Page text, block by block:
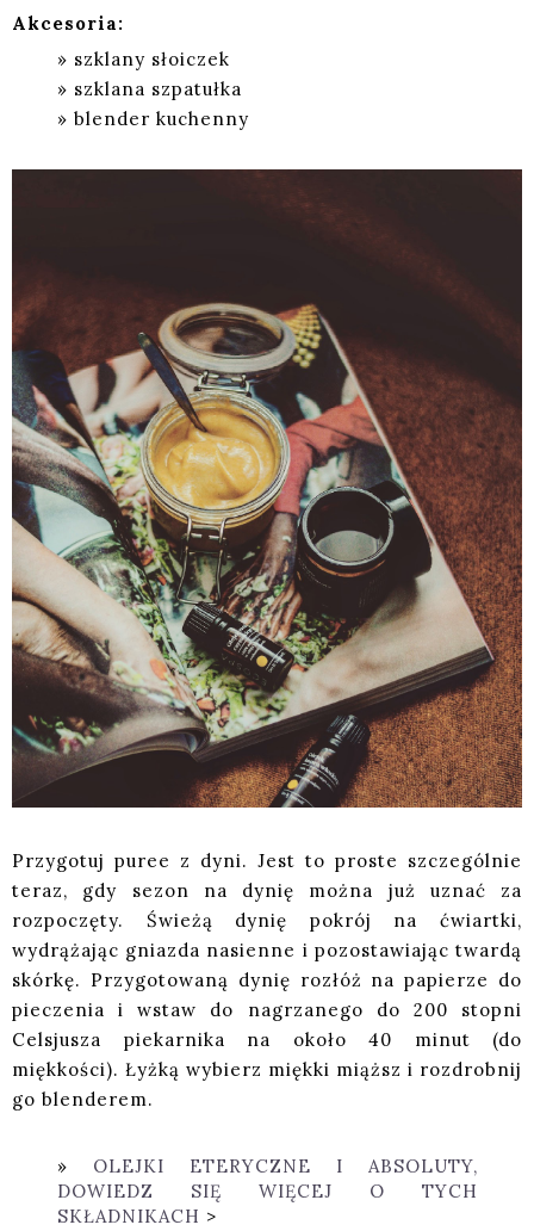
Akcesoria:
szklany słoiczek
szklana szpatułka
blender kuchenny
Przygotuj puree z dyni. Jest to proste szczególnie
teraz, gdy sezon na dynię można już uznać za
rozpoczęty. Świeżą dynię pokrój na ćwiartki,
wydrążając gniazda nasienne i pozostawiając twardą
skórkę. Przygotowaną dynię rozłóż na papierze do
pieczenia i wstaw do nagrzanego do 200 stopni
Celsjusza piekarnika na około 40 minut (do
miękkości). Łyżką wybierz miękki miąższ i rozdrobnij
go blenderem.
OLEJKI ETERYCZNE I ABSOLUTY,
DOWIEDZ SIĘ WIĘCEJ O TYCH
SKŁADNIKACH >